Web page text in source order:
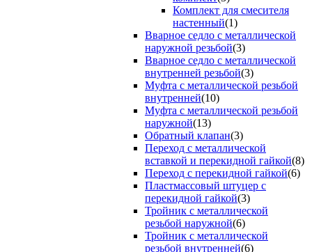
Комплект для смесителя
настенный(1)
Вварное седло с металлической
наружной резьбой(3)
Вварное седло с металлической
внутренней резьбой(3)
Муфта с металлической резьбой
внутренней(10)
Муфта с металлической резьбой
наружной(13)
Обратный клапан(3)
Переход с металлической
вставкой и перекидной гайкой(8)
Переход с перекидной гайкой(6)
Пластмассовый штуцер с
перекидной гайкой(3)
Тройник с металлической
резьбой наружной(6)
Тройник с металлической
резьбой внутренней(6)